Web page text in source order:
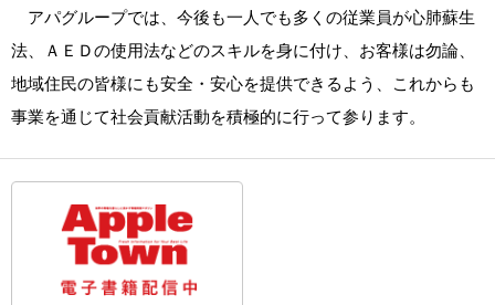
アパグループでは、今後も一人でも多くの従業員が心肺蘇生
法、ＡＥＤの使用法などのスキルを身に付け、お客様は勿論、
地域住民の皆様にも安全・安心を提供できるよう、これからも
事業を通じて社会貢献活動を積極的に行って参ります。